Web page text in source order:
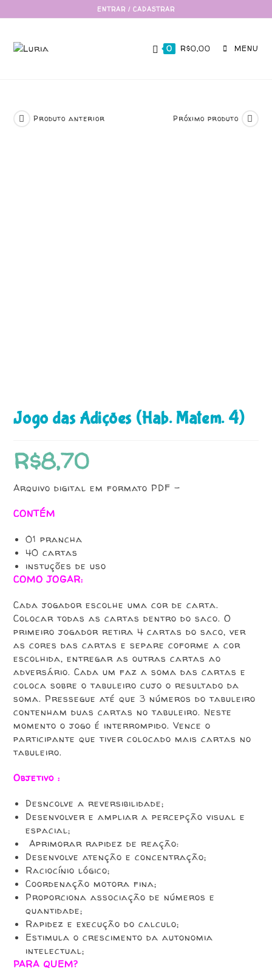
ENTRAR / CADASTRAR
0 R$0,00 MENU
Produto anterior Próximo produto
Jogo das Adições (Hab. Matem. 4)
R$8,70
Arquivo digital em formato PDF –
CONTÉM
01 prancha
40 cartas
instuções de uso
COMO JOGAR:
Cada jogador escolhe uma cor de carta.
Colocar todas as cartas dentro do saco. O
primeiro jogador retira 4 cartas do saco, ver
as cores das cartas e separe coforme a cor
escolhida, entregar as outras cartas ao
adversário. Cada um faz a soma das cartas e
coloca sobre o tabuleiro cujo o resultado da
soma. Pressegue até que 3 números do tabuleiro
contenham duas cartas no tabuleiro. Neste
momento o jogo é interrompido. Vence o
participante que tiver colocado mais cartas no
tabuleiro.
Objetivo :
Desncolve a reversibilidade;
Desenvolver e ampliar a percepção visual e
espacial;
Aprimorar rapidez de reação:
Desenvolve atenção e concentração;
Raciocínio lógico;
Coordenação motora fina;
Proporciona associação de números e
quantidade;
Rapidez e execução do calculo;
Estimula o crescimento da autonomia
intelectual;
PARA QUEM?